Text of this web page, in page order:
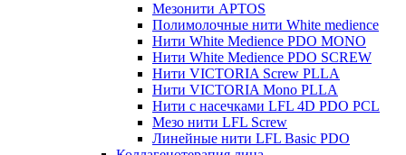
Мезонити APTOS
Полимолочные нити White medience
Нити White Medience PDO MONO
Нити White Medience PDO SCREW
Нити VICTORIA Screw PLLA
Нити VICTORIA Mono PLLA
Нити с насечками LFL 4D PDO PCL
Мезо нити LFL Screw
Линейные нити LFL Basic PDO